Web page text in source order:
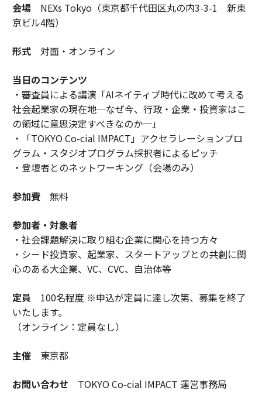
会場NEXs Tokyo（東京都千代田区丸の内3-3-1 新東
京ビル4階）
形式対面・オンライン
当日のコンテンツ
・審査員による講演「AIネイティブ時代に改めて考える
社会起業家の現在地─なぜ今、行政・企業・投資家はこ
の領域に意思決定すべきなのか─」
・「TOKYO Co-cial IMPACT」アクセラレーションプロ
グラム・スタジオプログラム採択者によるピッチ
・登壇者とのネットワーキング（会場のみ）
参加費無料
参加者・対象者
・社会課題解決に取り組む企業に関心を持つ方々
・シード投資家、起業家、スタートアップとの共創に関
心のある大企業、VC、CVC、自治体等
定員 100名程度 ※申込が定員に達し次第、募集を終了
いたします。
（オンライン：定員なし）
主催東京都
お問い合わせ TOKYO Co-cial IMPACT 運営事務局